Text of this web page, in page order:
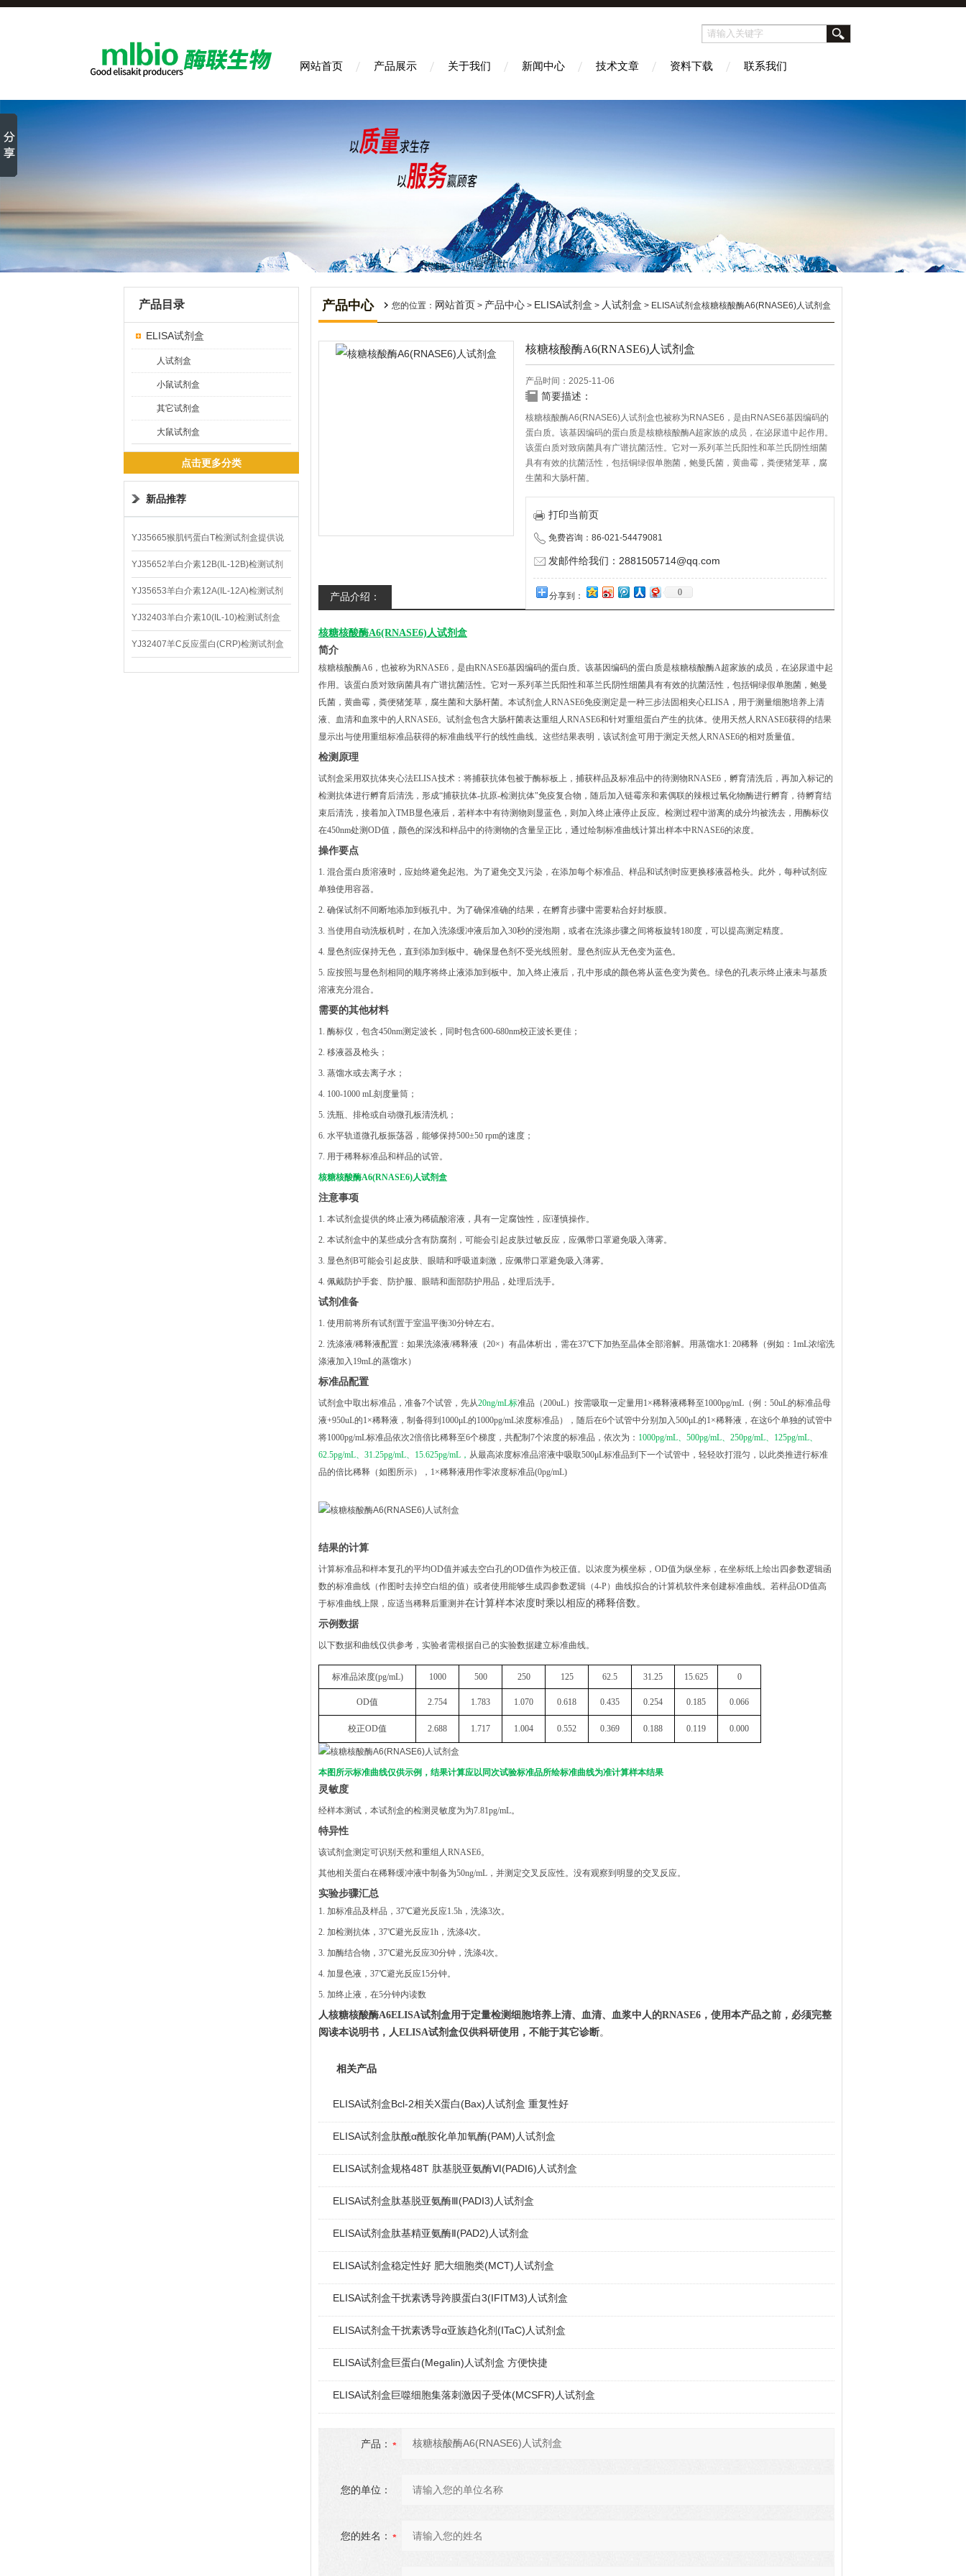
网站首页 产品展示 关于我们 新闻中心 技术文章 资料下载 联系我们
产品目录
ELISA试剂盒
人试剂盒
小鼠试剂盒
其它试剂盒
大鼠试剂盒
点击更多分类
新品推荐
YJ35665猴肌钙蛋白T检测试剂盒提供说
明书
YJ35652羊白介素12B(IL-12B)检测试剂
盒
YJ35653羊白介素12A(IL-12A)检测试剂
盒
YJ32403羊白介素10(IL-10)检测试剂盒
YJ32407羊C反应蛋白(CRP)检测试剂盒
产品中心 您的位置： 网站首页 > 产品中心 > ELISA试剂盒 > 人试剂盒 > ELISA试剂盒核糖核酸酶A6(RNASE6)人试剂盒
核糖核酸酶A6(RNASE6)人试剂盒
产品时间：2025-11-06
简要描述：
核糖核酸酶A6(RNASE6)人试剂盒也被称为RNASE6，是由RNASE6基因编码的
蛋白质。该基因编码的蛋白质是核糖核酸酶A超家族的成员，在泌尿道中起作用。
该蛋白质对致病菌具有广谱抗菌活性。它对一系列革兰氏阳性和革兰氏阴性细菌
具有有效的抗菌活性，包括铜绿假单胞菌，鲍曼氏菌，黄曲霉，粪便猪笼草，腐
生菌和大肠杆菌。
打印当前页
免费咨询：86-021-54479081
发邮件给我们：2881505714@qq.com
分享到： 0
产品介绍：
核糖核酸酶A6(RNASE6)人试剂盒
简介
核糖核酸酶A6，也被称为RNASE6，是由RNASE6基因编码的蛋白质。该基因编码的蛋白质是核糖核酸酶A超家族的成员，在泌尿道中起
作用。该蛋白质对致病菌具有广谱抗菌活性。它对一系列革兰氏阳性和革兰氏阴性细菌具有有效的抗菌活性，包括铜绿假单胞菌，鲍曼
氏菌，黄曲霉，粪便猪笼草，腐生菌和大肠杆菌。本试剂盒人RNASE6免疫测定是一种三步法固相夹心ELISA，用于测量细胞培养上清
液、血清和血浆中的人RNASE6。试剂盒包含大肠杆菌表达重组人RNASE6和针对重组蛋白产生的抗体。使用天然人RNASE6获得的结果
显示出与使用重组标准品获得的标准曲线平行的线性曲线。这些结果表明，该试剂盒可用于测定天然人RNASE6的相对质量值。
检测原理
试剂盒采用双抗体夹心法ELISA技术：将捕获抗体包被于酶标板上，捕获样品及标准品中的待测物RNASE6，孵育清洗后，再加入标记的
检测抗体进行孵育后清洗，形成“捕获抗体-抗原-检测抗体"免疫复合物，随后加入链霉亲和素偶联的辣根过氧化物酶进行孵育，待孵育结
束后清洗，接着加入TMB显色液后，若样本中有待测物则显蓝色，则加入终止液停止反应。检测过程中游离的成分均被洗去，用酶标仪
在450nm处测OD值，颜色的深浅和样品中的待测物的含量呈正比，通过绘制标准曲线计算出样本中RNASE6的浓度。
操作要点
1. 混合蛋白质溶液时，应始终避免起泡。为了避免交叉污染，在添加每个标准品、样品和试剂时应更换移液器枪头。此外，每种试剂应
单独使用容器。
2. 确保试剂不间断地添加到板孔中。为了确保准确的结果，在孵育步骤中需要粘合好封板膜。
3. 当使用自动洗板机时，在加入洗涤缓冲液后加入30秒的浸泡期，或者在洗涤步骤之间将板旋转180度，可以提高测定精度。
4. 显色剂应保持无色，直到添加到板中。确保显色剂不受光线照射。显色剂应从无色变为蓝色。
5. 应按照与显色剂相同的顺序将终止液添加到板中。加入终止液后，孔中形成的颜色将从蓝色变为黄色。绿色的孔表示终止液未与基质
溶液充分混合。
需要的其他材料
1. 酶标仪，包含450nm测定波长，同时包含600-680nm校正波长更佳；
2. 移液器及枪头；
3. 蒸馏水或去离子水；
4. 100-1000 mL刻度量筒；
5. 洗瓶、排枪或自动微孔板清洗机；
6. 水平轨道微孔板振荡器，能够保持500±50 rpm的速度；
7. 用于稀释标准品和样品的试管。
核糖核酸酶A6(RNASE6)人试剂盒
注意事项
1. 本试剂盒提供的终止液为稀硫酸溶液，具有一定腐蚀性，应谨慎操作。
2. 本试剂盒中的某些成分含有防腐剂，可能会引起皮肤过敏反应，应佩带口罩避免吸入薄雾。
3. 显色剂B可能会引起皮肤、眼睛和呼吸道刺激，应佩带口罩避免吸入薄雾。
4. 佩戴防护手套、防护服、眼睛和面部防护用品，处理后洗手。
试剂准备
1. 使用前将所有试剂置于室温平衡30分钟左右。
2. 洗涤液/稀释液配置：如果洗涤液/稀释液（20×）有晶体析出，需在37℃下加热⾄晶体全部溶解。用蒸馏水1: 20稀释（例如：1mL浓缩洗
涤液加入19mL的蒸馏水）
标准品配置
试剂盒中取出标准品，准备7个试管，先从20ng/mL标准品（200uL）按需吸取一定量用1×稀释液稀释至1000pg/mL（例：50uL的标准品母
液+950uL的1×稀释液，制备得到1000μL的1000pg/mL浓度标准品），随后在6个试管中分别加入500μL的1×稀释液，在这6个单独的试管中
将1000pg/mL标准品依次2倍倍比稀释至6个梯度，共配制7个浓度的标准品，依次为： 1000pg/mL、500pg/mL、250pg/mL、125pg/mL、
62.5pg/mL、31.25pg/mL、15.625pg/mL， 从最高浓度标准品溶液中吸取500μL标准品到下一个试管中，轻轻吹打混匀，以此类推进行标准
品的倍比稀释（如图所示），1×稀释液用作零浓度标准品(0pg/mL)
结果的计算
计算标准品和样本复孔的平均OD值并减去空白孔的OD值作为校正值。以浓度为横坐标，OD值为纵坐标，在坐标纸上绘出四参数逻辑函
数的标准曲线（作图时去掉空白组的值）或者使用能够生成四参数逻辑（4-P）曲线拟合的计算机软件来创建标准曲线。若样品OD值高
于标准曲线上限，应适当稀释后重测并在计算样本浓度时乘以相应的稀释倍数。
示例数据
以下数据和曲线仅供参考，实验者需根据自己的实验数据建立标准曲线。
标准品浓度(pg/mL) 1000 500 250 125 62.5 31.25 15.625 0
OD值 2.754 1.783 1.070 0.618 0.435 0.254 0.185 0.066
校正OD值 2.688 1.717 1.004 0.552 0.369 0.188 0.119 0.000
本图所示标准曲线仅供示例，结果计算应以同次试验标准品所绘标准曲线为准计算样本结果
灵敏度
经样本测试，本试剂盒的检测灵敏度为为7.81pg/mL。
特异性
该试剂盒测定可识别天然和重组人RNASE6。
其他相关蛋白在稀释缓冲液中制备为50ng/mL，并测定交叉反应性。没有观察到明显的交叉反应。
实验步骤汇总
1. 加标准品及样品，37℃避光反应1.5h，洗涤3次。
2. 加检测抗体， 37℃避光反应1h，洗涤4次。
3. 加酶结合物， 37℃避光反应30分钟，洗涤4次。
4. 加显色液，37℃避光反应15分钟。
5. 加终止液，在5分钟内读数
人核糖核酸酶A6ELISA试剂盒用于定量检测细胞培养上清、血清、血浆中人的RNASE6 ，使用本产品之前，必须完整
阅读本说明书 ，人ELISA试剂盒仅供科研使用，不能于其它诊断。
相关产品
ELISA试剂盒Bcl-2相关X蛋白(Bax)人试剂盒 重复性好
ELISA试剂盒肽酰α酰胺化单加氧酶(PAM)人试剂盒
ELISA试剂盒规格48T 肽基脱亚氨酶Ⅵ(PADI6)人试剂盒
ELISA试剂盒肽基脱亚氨酶Ⅲ(PADI3)人试剂盒
ELISA试剂盒肽基精亚氨酶Ⅱ(PAD2)人试剂盒
ELISA试剂盒稳定性好 肥大细胞类(MCT)人试剂盒
ELISA试剂盒干扰素诱导跨膜蛋白3(IFITM3)人试剂盒
ELISA试剂盒干扰素诱导α亚族趋化剂(ITaC)人试剂盒
ELISA试剂盒巨蛋白(Megalin)人试剂盒 方便快捷
ELISA试剂盒巨噬细胞集落刺激因子受体(MCSFR)人试剂盒
产品：
您的单位：
您的姓名：